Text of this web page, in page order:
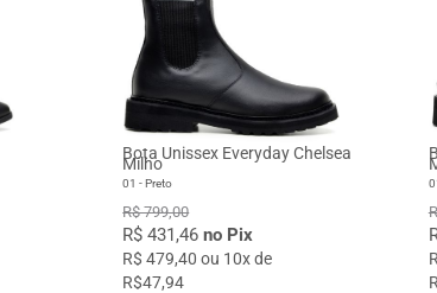
Bota Unissex Everyday Chelsea
Milho
01 - Preto
R$ 799,00
R$ 431,46no Pix
R$ 479,40 ou 10x de
R$47,94